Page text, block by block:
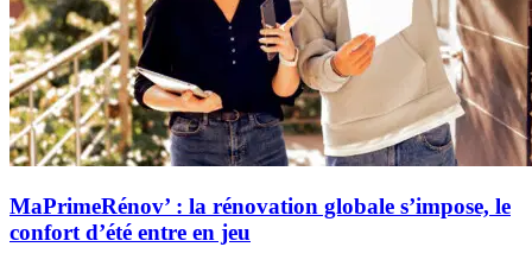
MaPrimeRénov’ : la rénovation globale s’impose, le
confort d’été entre en jeu